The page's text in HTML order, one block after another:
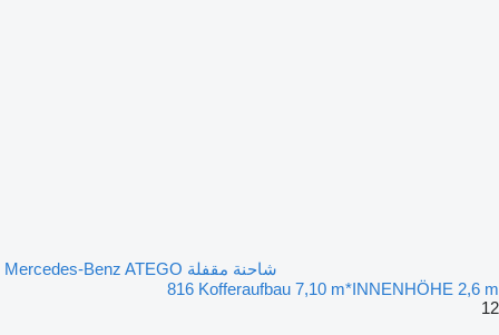
شاحنة مقفلة Mercedes-Benz ATEGO
816 Kofferaufbau 7,10 m*INNENHÖHE 2,6 m
12